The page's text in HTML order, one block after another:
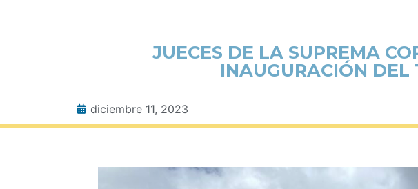
JUECES DE LA SUPREMA
INAUGURACIÓN
diciembre 11, 2023